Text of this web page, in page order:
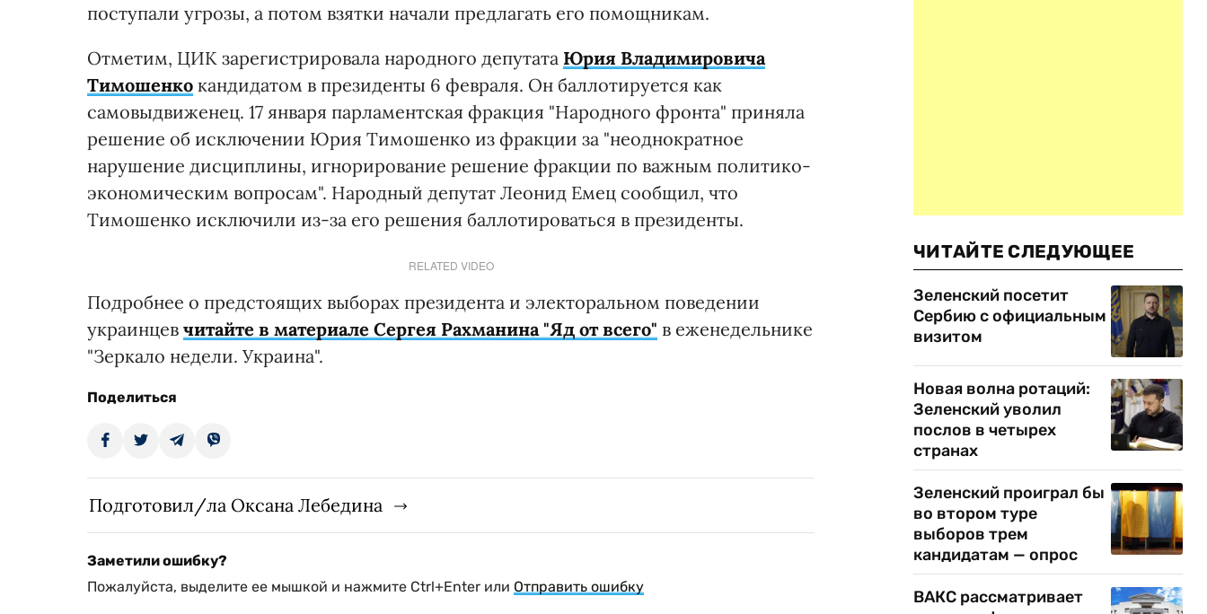
поступали угрозы, а потом взятки начали предлагать его помощникам.
Отметим, ЦИК зарегистрировала народного депутата Юрия Владимировича
Тимошенко кандидатом в президенты 6 февраля. Он баллотируется как
самовыдвиженец. 17 января парламентская фракция "Народного фронта" приняла
решение об исключении Юрия Тимошенко из фракции за "неоднократное
нарушение дисциплины, игнорирование решение фракции по важным политико-
экономическим вопросам". Народный депутат Леонид Емец сообщил, что
Тимошенко исключили из-за его решения баллотироваться в президенты.
RELATED VIDEO
Подробнее о предстоящих выборах президента и электоральном поведении
украинцев читайте в материале Сергея Рахманина "Яд от всего" в еженедельнике
"Зеркало недели. Украина".
Поделиться
Подготовил/ла Оксана Лебедина
Заметили ошибку?
Пожалуйста, выделите ее мышкой и нажмите Ctrl+Enter или Отправить ошибку
ЧИТАЙТЕ СЛЕДУЮЩЕЕ
Зеленский посетит
Сербию с официальным
визитом
Новая волна ротаций:
Зеленский уволил
послов в четырех
странах
Зеленский проиграл бы
во втором туре
выборов трем
кандидатам — опрос
ВАКС рассматривает